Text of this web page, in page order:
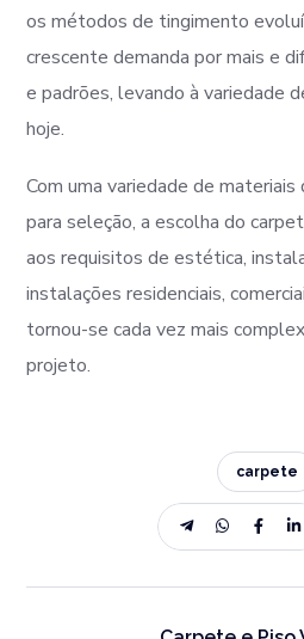
os métodos de tingimento
crescente demanda por mais e
e padrões, levando à variedade
hoje.
Com uma variedade de
para seleção, a escolha do
aos requisitos de estética,
instalações residenciais,
tornou-se cada vez mais
projeto.
carpete